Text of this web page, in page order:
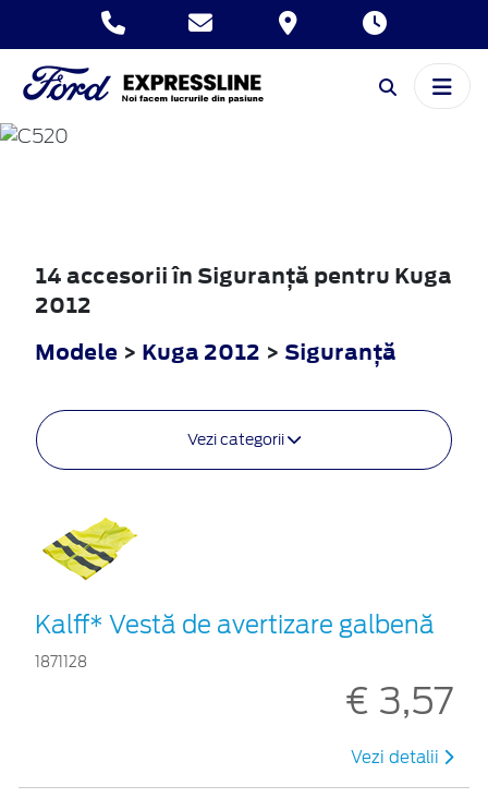
KUGA
14 accesorii în Siguranţă pentru Kuga
2012
Modele > Kuga 2012 > Siguranţă
Vezi categorii
Kalff* Vestă de avertizare galbenă
1871128
€ 3,57
Vezi detalii